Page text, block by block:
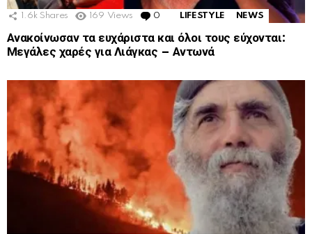
1.6k Shares 169 Views 0 Comments
LIFESTYLE NEWS
Ανακοίνωσαν τα ευχάριστα και όλοι τους εύχονται:
Μεγάλες χαρές για Λιάγκας – Αντωνά